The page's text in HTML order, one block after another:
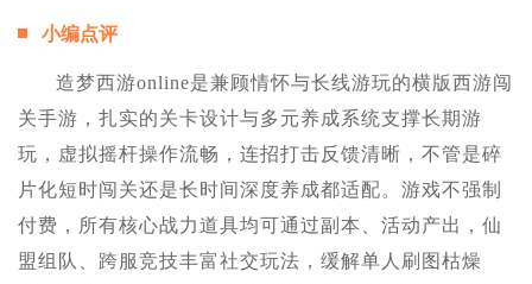
小编点评
造梦西游online是兼顾情怀与长线游玩的横版西游闯
关手游，扎实的关卡设计与多元养成系统支撑长期游
玩，虚拟摇杆操作流畅，连招打击反馈清晰，不管是碎
片化短时闯关还是长时间深度养成都适配。游戏不强制
付费，所有核心战力道具均可通过副本、活动产出，仙
盟组队、跨服竞技丰富社交玩法，缓解单人刷图枯燥